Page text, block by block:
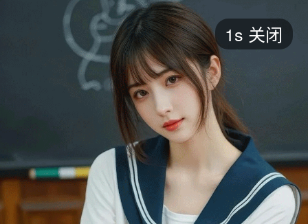
短剧
最热 添加 评分
都市 甜宠 逆袭 玄幻
2025 2024 2023 2022
全部 大陆 香港 台湾 美国 韩国 日本
1s 关闭